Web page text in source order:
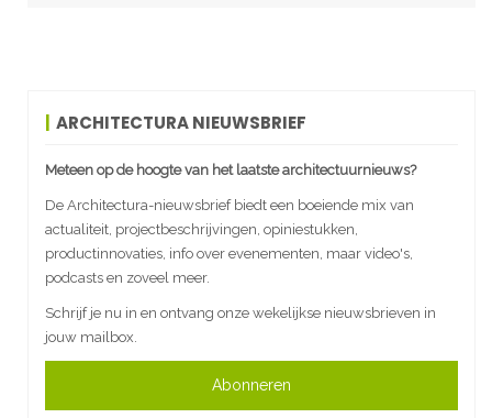
ARCHITECTURA NIEUWSBRIEF
Meteen op de hoogte van het laatste architectuurnieuws?
De Architectura-nieuwsbrief biedt een boeiende mix van
actualiteit, projectbeschrijvingen, opiniestukken,
productinnovaties, info over evenementen, maar video's,
podcasts en zoveel meer.
Schrijf je nu in en ontvang onze wekelijkse nieuwsbrieven in
jouw mailbox.
Abonneren